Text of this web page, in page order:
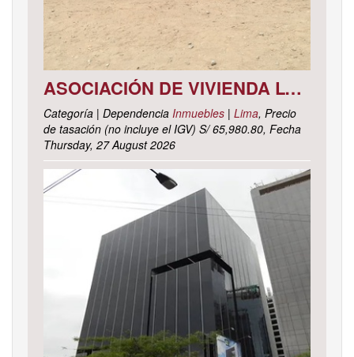
ASOCIACIÓN DE VIVIENDA LOS CACTUS MZ. C LOTE 9, DISTRITO DE PACHACAMAC, PROVINCIA Y DEPARTAMENTO DE LIMA
Categoría | Dependencia Inmuebles | Lima, Precio
de tasación (no incluye el IGV) S/ 65,980.80, Fecha
Thursday, 27 August 2026